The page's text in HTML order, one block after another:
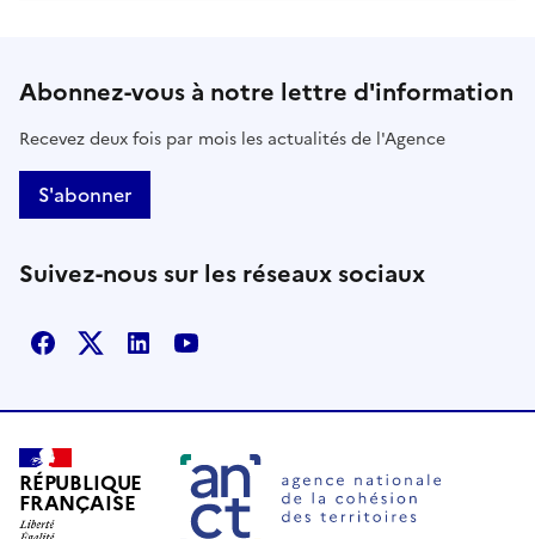
Abonnez-vous à notre lettre d'information
Recevez deux fois par mois les actualités de l'Agence
S'abonner
Suivez-nous sur les réseaux sociaux
Facebook
X LinkedinYoutube
RÉPUBLIQUE
FRANÇAISE